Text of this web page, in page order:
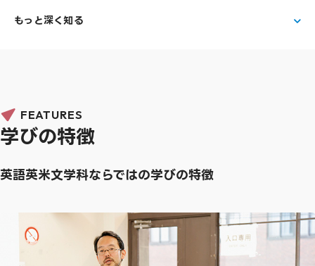
もっと深く知る
FEATURES
学びの特徴
英語英米文学科ならではの学びの特徴